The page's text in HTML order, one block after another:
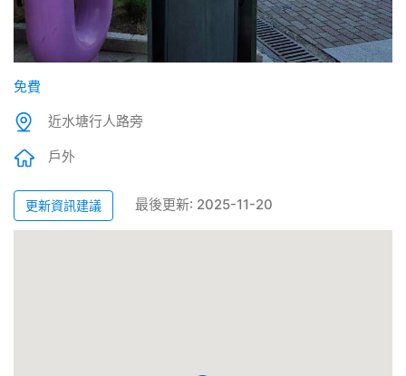
免費
近水塘行人路旁
戶外
更新資訊建議 最後更新: 2025-11-20